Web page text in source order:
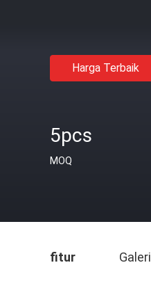
Harga Terbaik
5pcs
MOQ
fitur Galeri